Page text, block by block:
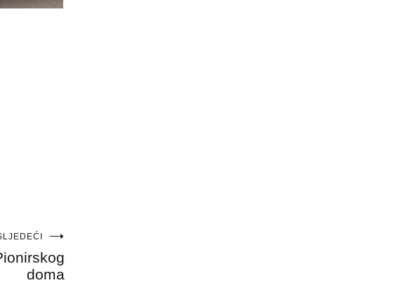
doma